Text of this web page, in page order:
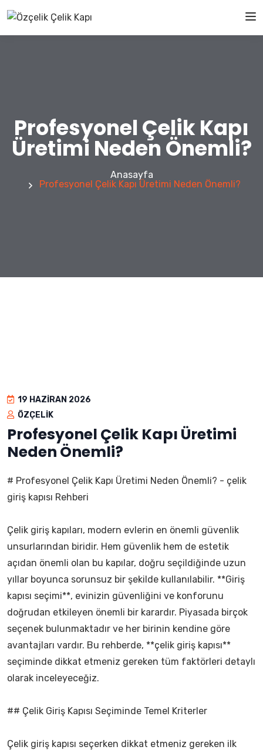
Profesyonel Çelik Kapı
Üretimi Neden Önemli?
Anasayfa
Profesyonel Çelik Kapı Üretimi Neden Önemli?
19 HAZIRAN 2026
ÖZÇELIK
Profesyonel Çelik Kapı Üretimi
Neden Önemli?
# Profesyonel Çelik Kapı Üretimi Neden Önemli? - çelik
giriş kapısı Rehberi
Çelik giriş kapıları, modern evlerin en önemli güvenlik
unsurlarından biridir. Hem güvenlik hem de estetik
açıdan önemli olan bu kapılar, doğru seçildiğinde uzun
yıllar boyunca sorunsuz bir şekilde kullanılabilir. **Giriş
kapısı seçimi**, evinizin güvenliğini ve konforunu
doğrudan etkileyen önemli bir karardır. Piyasada birçok
seçenek bulunmaktadır ve her birinin kendine göre
avantajları vardır. Bu rehberde, **çelik giriş kapısı**
seçiminde dikkat etmeniz gereken tüm faktörleri detaylı
olarak inceleyeceğiz.
## Çelik Giriş Kapısı Seçiminde Temel Kriterler
Çelik giriş kapısı seçerken dikkat etmeniz gereken ilk